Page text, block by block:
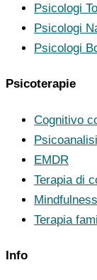
Psicologi
Psicologi
Psicologi
Psicoterapie
Cognitivo
Psicoanalisi
EMDR
Terapia di
Mindfulness
Terapia
Info